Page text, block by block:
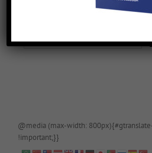
@media (max-width:
!important;}}